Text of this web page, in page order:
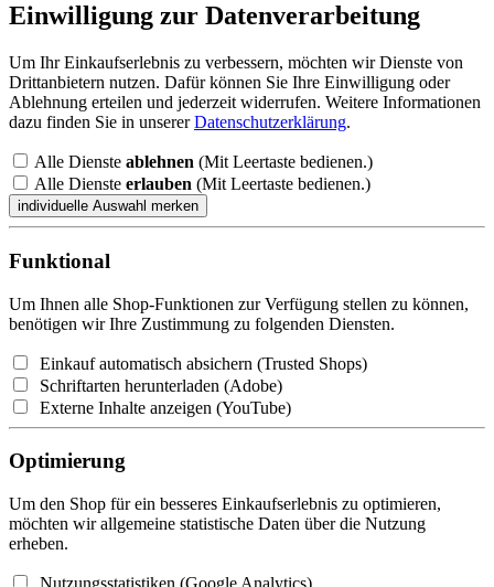
Einwilligung zur Datenverarbeitung
Um Ihr Einkaufserlebnis zu verbessern, möchten wir Dienste von
Drittanbietern nutzen. Dafür können Sie Ihre Einwilligung oder
Ablehnung erteilen und jederzeit widerrufen. Weitere Informationen
dazu finden Sie in unsererDatenschutzerklärung.
Alle Dienste ablehnen (Mit Leertaste bedienen.)
Alle Dienste erlauben (Mit Leertaste bedienen.)
Funktional
Um Ihnen alle Shop-Funktionen zur Verfügung stellen zu können,
benötigen wir Ihre Zustimmung zu folgenden Diensten.
Einkauf automatisch absichern (Trusted Shops)
Schriftarten herunterladen (Adobe)
Externe Inhalte anzeigen (YouTube)
Optimierung
Um den Shop für ein besseres Einkaufserlebnis zu optimieren,
möchten wir allgemeine statistische Daten über die Nutzung
erheben.
Nutzungsstatistiken (Google Analytics)